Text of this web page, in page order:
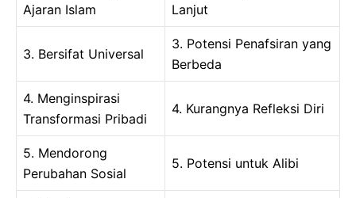
Ajaran Islam
Lanjut
3. Bersifat Universal
3. Potensi Penafsiran yang
Berbeda
4. Menginspirasi
Transformasi Pribadi
4. Kurangnya Refleksi Diri
5. Mendorong
Perubahan Sosial
5. Potensi untuk Alibi